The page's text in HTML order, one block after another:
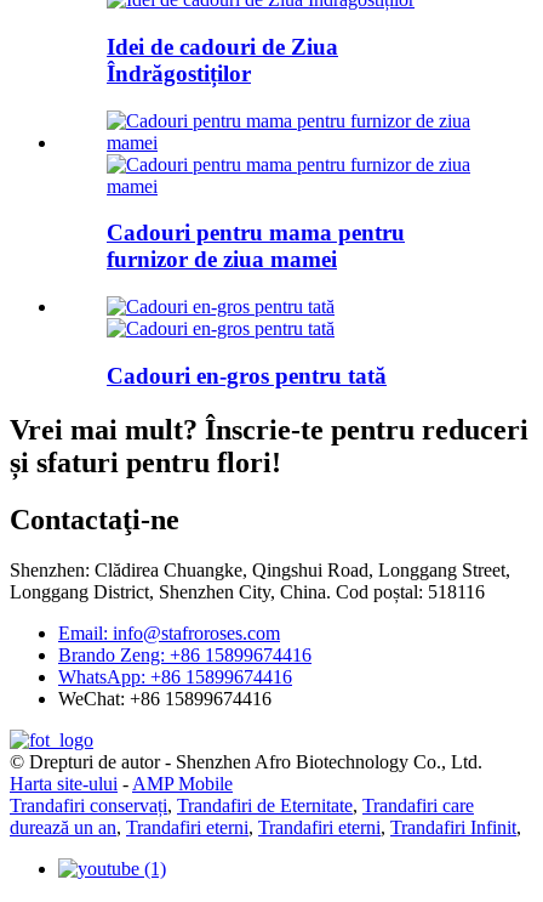
Idei de cadouri de Ziua
Îndrăgostiților
Cadouri pentru mama pentru
furnizor de ziua mamei
Cadouri en-gros pentru tată
Vrei mai mult? Înscrie-te pentru reduceri
și sfaturi pentru flori!
Contactaţi-ne
Shenzhen: Clădirea Chuangke, Qingshui Road, Longgang Street,
Longgang District, Shenzhen City, China. Cod poștal: 518116
Email: info@stafroroses.com
Brando Zeng: +86 15899674416
WhatsApp: +86 15899674416
WeChat: +86 15899674416
© Drepturi de autor - Shenzhen Afro Biotechnology Co., Ltd.
Harta site-ului -AMP Mobile
Trandafiri conservați, Trandafiri de Eternitate, Trandafiri care
durează un an, Trandafiri eterni, Trandafiri eterni, Trandafiri Infinit,